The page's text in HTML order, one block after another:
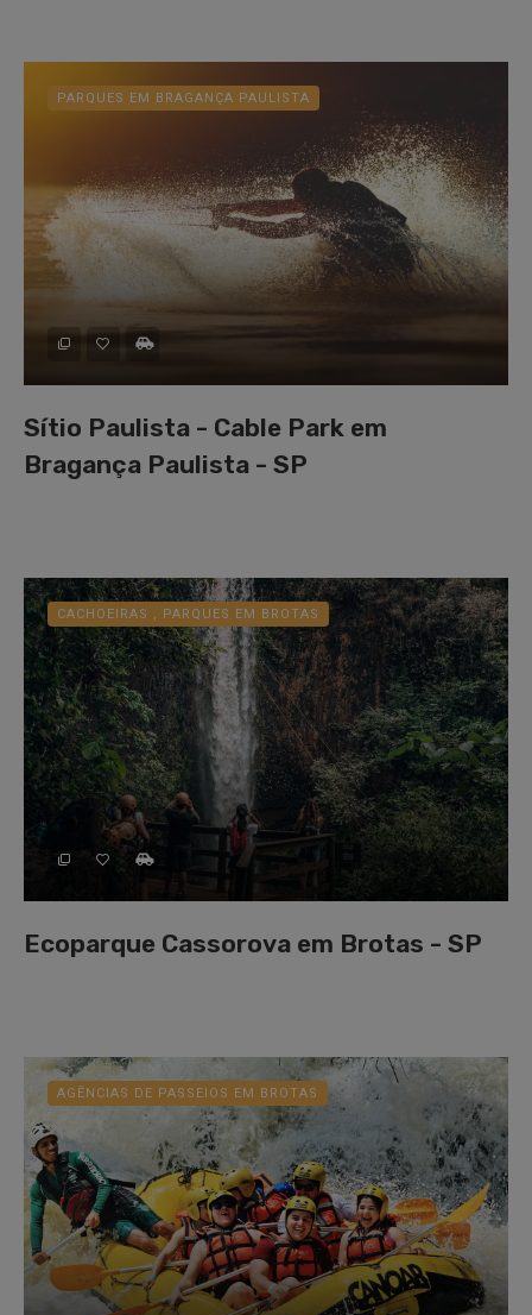
PARQUES EM BRAGANÇA PAULISTA
Sítio Paulista - Cable Park em
Bragança Paulista - SP
CACHOEIRAS , PARQUES EM BROTAS
Ecoparque Cassorova em Brotas - SP
AGÊNCIAS DE PASSEIOS EM BROTAS